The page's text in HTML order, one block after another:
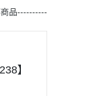
品----------
】